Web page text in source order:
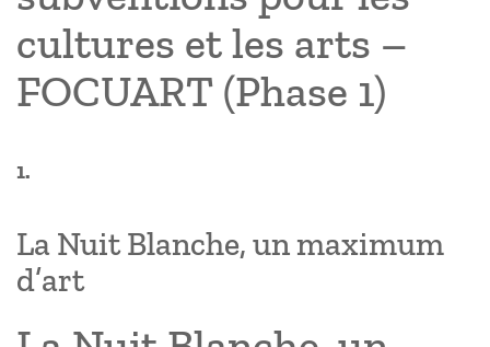
cultures et les arts –
FOCUART (Phase 1)
1.
La Nuit Blanche, un maximum
d’art